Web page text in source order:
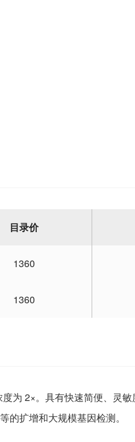
目录价
1360
1360
为 2×。具有快速简便、灵
的扩增和大规模基因检测。